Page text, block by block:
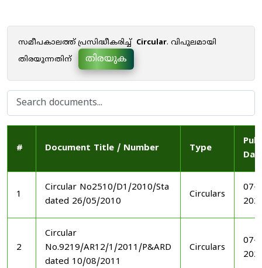
സമീപകാലത്ത് പ്രസിദ്ധീകരിച്ച് Circular. വിപുലമായി
തിരയുന്നതിന്
തിരയുക
# Document Title / Number Type
1
Circular No2510/D1/2010/Sta
dated 26/05/2010
Circulars
07-
2
Circular
No.9219/AR12/1/2011/P&ARD
dated 10/08/2011
Circulars
07-